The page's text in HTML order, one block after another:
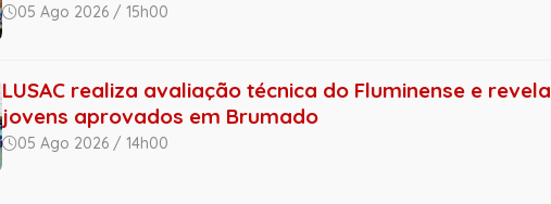
05 Ago 2026 / 15h00
LUSAC realiza avaliação técnica do Fluminense e revela
jovens aprovados em Brumado
05 Ago 2026 / 14h00